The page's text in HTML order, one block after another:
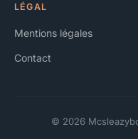
LÉGAL
Mentions légales
Contact
© 2026